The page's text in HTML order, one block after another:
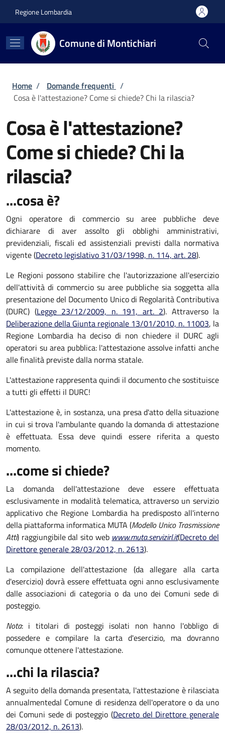
Regione Lombardia
Comune di Montichiari
Briciole di pane
Home / Domande frequenti /
Cosa è l'attestazione? Come si chiede? Chi la rilascia?
Cosa è l'attestazione?
Come si chiede? Chi la
rilascia?
...cosa è?
Ogni operatore di commercio su aree pubbliche deve
dichiarare di aver assolto gli obblighi amministrativi,
previdenziali, fiscali ed assistenziali previsti dalla normativa
vigente (Decreto legislativo 31/03/1998, n. 114, art. 28).
Le Regioni possono stabilire che l'autorizzazione all'esercizio
dell'attività di commercio su aree pubbliche sia soggetta alla
presentazione del Documento Unico di Regolarità Contributiva
(DURC) (Legge 23/12/2009, n. 191, art. 2). Attraverso la
Deliberazione della Giunta regionale 13/01/2010, n. 11003, la
Regione Lombardia ha deciso di non chiedere il DURC agli
operatori su area pubblica: l'attestazione assolve infatti anche
alle finalità previste dalla norma statale.
L'attestazione rappresenta quindi il documento che sostituisce
a tutti gli effetti il DURC!
L'attestazione è, in sostanza, una presa d'atto della situazione
in cui si trova l'ambulante quando la domanda di attestazione
è effettuata. Essa deve quindi essere riferita a questo
momento.
...come si chiede?
La domanda dell'attestazione deve essere effettuata
esclusivamente in modalità telematica, attraverso un servizio
applicativo che Regione Lombardia ha predisposto all'interno
della piattaforma informatica MUTA (Modello Unico Trasmissione
Atti) raggiungibile dal sito web www.muta.servizirl.it(Decreto del
Direttore generale 28/03/2012, n. 2613).
La compilazione dell'attestazione (da allegare alla carta
d'esercizio) dovrà essere effettuata ogni anno esclusivamente
dalle associazioni di categoria o da uno dei Comuni sede di
posteggio.
Nota: i titolari di posteggi isolati non hanno l'obbligo di
possedere e compilare la carta d'esercizio, ma dovranno
comunque ottenere l'attestazione.
...chi la rilascia?
A seguito della domanda presentata, l'attestazione è rilasciata
annualmentedal Comune di residenza dell'operatore o da uno
dei Comuni sede di posteggio (Decreto del Direttore generale
28/03/2012, n. 2613).